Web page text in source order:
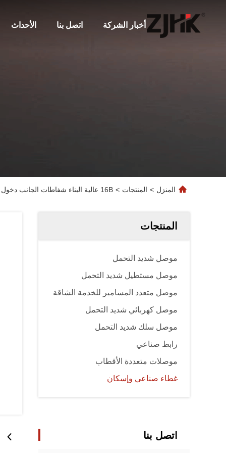
الأحداث اتصل بنا أخبار الشركة
المنزل > المنتجات > 16B عالية البناء شفاطات الجانب دخول أعلى دخول مزدوج قفل رافعة 4 المسامير مباراة مع هارتينج الإسكان
المنتجات
موصل شديد التحمل
موصل مستطيل شديد التحمل
موصل متعدد المسامير للخدمة الشاقة
موصل كهربائي شديد التحمل
موصل سلك شديد التحمل
رابط صناعي
موصلات متعددة الأقطاب
غطاء صناعي وإسكان
اتصل بنا